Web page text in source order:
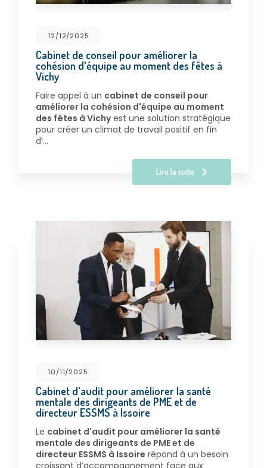
12/12/2025
Cabinet de conseil pour améliorer la
cohésion d'équipe au moment des fêtes à
Vichy
Faire appel à un cabinet de conseil pour
améliorer la cohésion d'équipe au moment
des fêtes à Vichyest une solution stratégique
pour créer un climat de travail positif en fin
d’…
Lire la suite
10/11/2025
Cabinet d'audit pour améliorer la santé
mentale des dirigeants de PME et de
directeur ESSMS à Issoire
Le cabinet d'audit pour améliorer la santé
mentale des dirigeants de PME et de
directeur ESSMS à Issoire répond à un besoin
croissant d’accompagnement face aux